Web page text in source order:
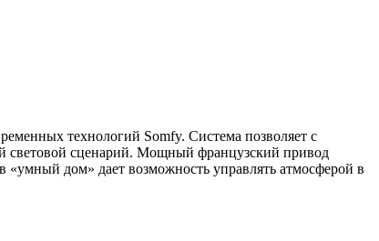
технологий Somfy. Система позволяет с
световой сценарий. Мощный французский привод
«умный дом» дает возможность управлять атмосферой в